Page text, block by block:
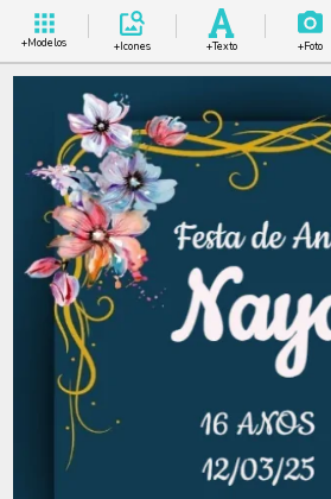
+Modelos +Icones +Texto +Foto